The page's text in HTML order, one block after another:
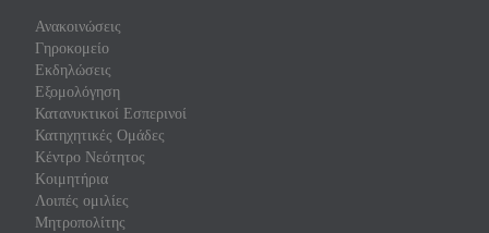
Ανακοινώσεις
Γηροκομείο
Εκδηλώσεις
Εξομολόγηση
Κατανυκτικοί Εσπερινοί
Κατηχητικές Ομάδες
Κέντρο Νεότητος
Κοιμητήρια
Λοιπές ομιλίες
Μητροπολίτης